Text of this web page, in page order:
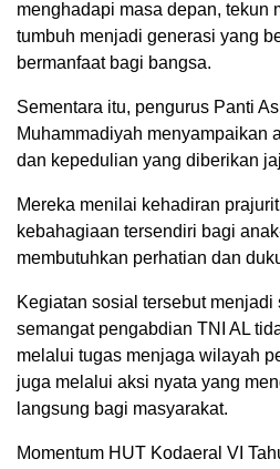
menghadapi masa depan, tekun
tumbuh menjadi generasi yang
bermanfaat bagi bangsa.
Sementara itu, pengurus Panti
Muhammadiyah menyampaikan
dan kepedulian yang diberikan
Mereka menilai kehadiran
kebahagiaan tersendiri bagi
membutuhkan perhatian dan
Kegiatan sosial tersebut
semangat pengabdian TNI AL
melalui tugas menjaga wilayah
juga melalui aksi nyata yang
langsung bagi masyarakat.
Momentum HUT Kodaeral VI